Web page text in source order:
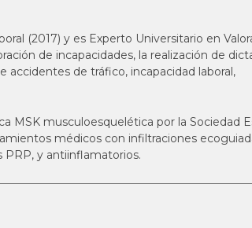
(2017) y es Experto Universitario en
de incapacidades, la realización de
accidentes de tráfico, incapacidad laboral,
MSK musculoesquelética por la Sociedad
médicos con infiltraciones
y antiinflamatorios.